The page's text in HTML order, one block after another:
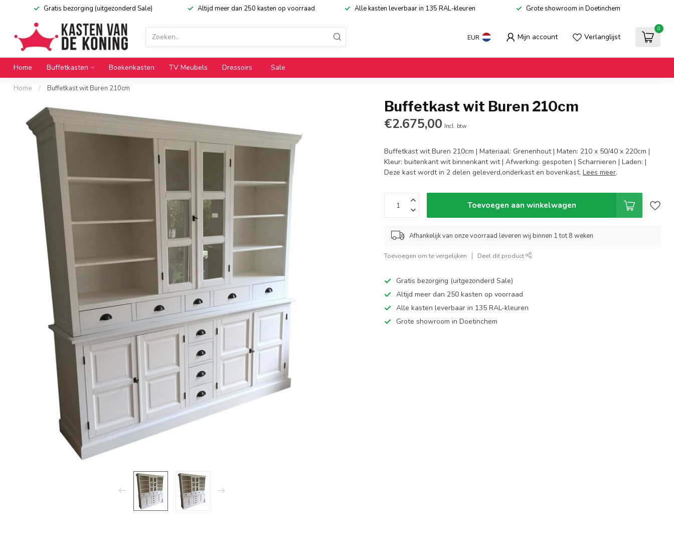
Gratis bezorging (uitgezonderd Sale) Altijd meer dan 250 kasten op voorraad Alle kasten leverbaar in 135 RAL-kleuren Grote showroom in Doetinchem
EUR Mijn account Verlanglijst
0
Home Buffetkasten Boekenkasten TV Meubels Dressoirs Sale
Home / Buffetkast wit Buren 210cm
Buffetkast wit Buren 210cm
€2.675,00 Incl. btw
Buffetkast wit Buren 210cm | Materiaal: Grenenhout | Maten: 210 x 50/40 x 220cm |
Kleur: buitenkant wit binnenkant wit | Afwerking: gespoten | Scharnieren | Laden: |
Deze kast wordt in 2 delen geleverd,onderkast en bovenkast.Lees meer.
Toevoegen aan winkelwagen
Afhankelijk van onze voorraad leveren wij binnen 1 tot 8 weken
Toevoegen om te vergelijken Deel dit product
Gratis bezorging (uitgezonderd Sale)
Altijd meer dan 250 kasten op voorraad
Alle kasten leverbaar in 135 RAL-kleuren
Grote showroom in Doetinchem